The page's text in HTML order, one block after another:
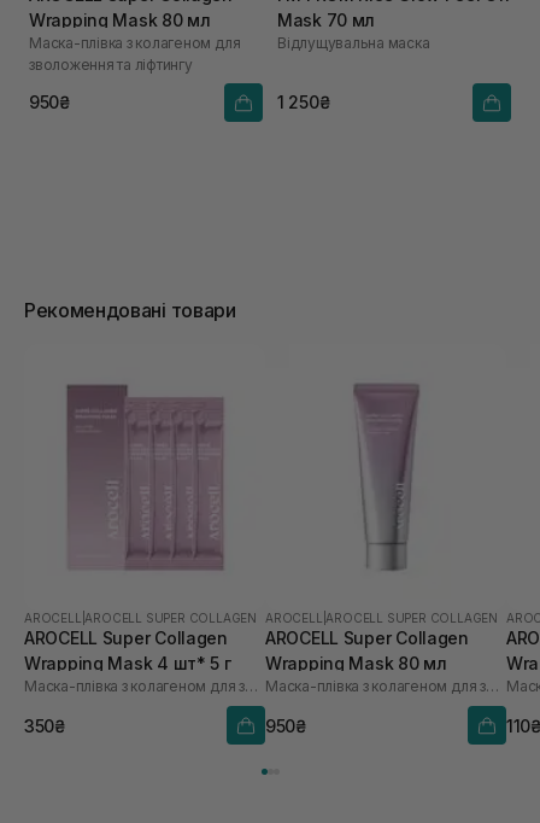
Wrapping Mask 80 мл
Маска-плівка з колагеном для
зволоження та ліфтингу
950₴
Mask 70 мл
Відлущувальна маска
1 250₴
Рекомендовані товари
AROCELL AROCELL SUPER COLLAGEN
AROCELL Super Collagen
Wrapping Mask 4 шт* 5 г
Маска-плівка з колагеном для зволоження та ліфтингу
350₴
AROCELL AROCELL SUPER COLLAGEN
AROCELL Super Collagen
Wrapping Mask 80 мл
Маска-плівка з колагеном для зволоження та ліфтингу
950₴ 110₴